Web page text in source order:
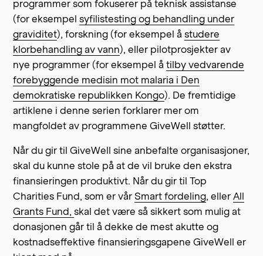
programmer som fokuserer på teknisk assistanse
(for eksempelsyfilistesting og behandling under
graviditet), forskning (for eksempel åstudere
klorbehandling av vann), eller pilotprosjekter av
nye programmer (for eksempel åtilby vedvarende
forebyggende medisin mot malaria i Den
demokratiske republikken Kongo). De fremtidige
artiklene i denne serien forklarer mer om
mangfoldet av programmene GiveWell støtter.
Når du gir til GiveWell sine anbefalte organisasjoner,
skal du kunne stole på at de vil bruke den ekstra
finansieringen produktivt. Når du gir til Top
Charities Fund, som er vår Smart fordeling, ellerAll
Grants Fund,skal det være så sikkert som mulig at
donasjonen går til å dekke de mest akutte og
kostnadseffektive finansieringsgapene GiveWell er